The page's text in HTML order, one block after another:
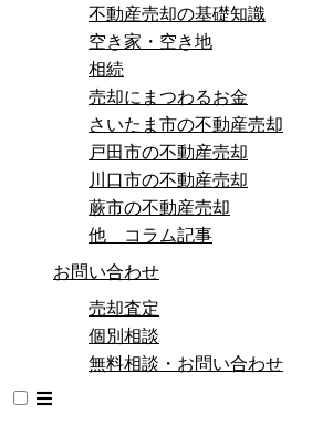
不動産売却の基礎知識
空き家・空き地
相続
売却にまつわるお金
さいたま市の不動産売却
戸田市の不動産売却
川口市の不動産売却
蕨市の不動産売却
他 コラム記事
お問い合わせ
売却査定
個別相談
無料相談・お問い合わせ